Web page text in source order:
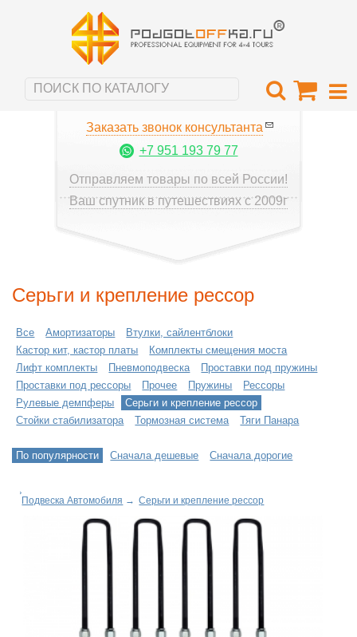
Заказать звонок консультанта
+7 951 193 79 77
Отправляем товары по всей России!
Ваш спутник в путешествиях с 2009г
Серьги и крепление рессор
Все Амортизаторы
Втулки, сайлентблоки
Кастор кит, кастор платы
Комплекты смещения моста
Лифт комплекты
Пневмоподвеска
Проставки под пружины
Проставки под рессоры
Прочее Пружины
Рессоры
Рулевые демпферы
Серьги и крепление рессор
Стойки стабилизатора
Тормозная система Тяги Панара
По популярности Сначала дешевые Сначала дорогие
Подвеска Автомобиля → Серьги и крепление рессор